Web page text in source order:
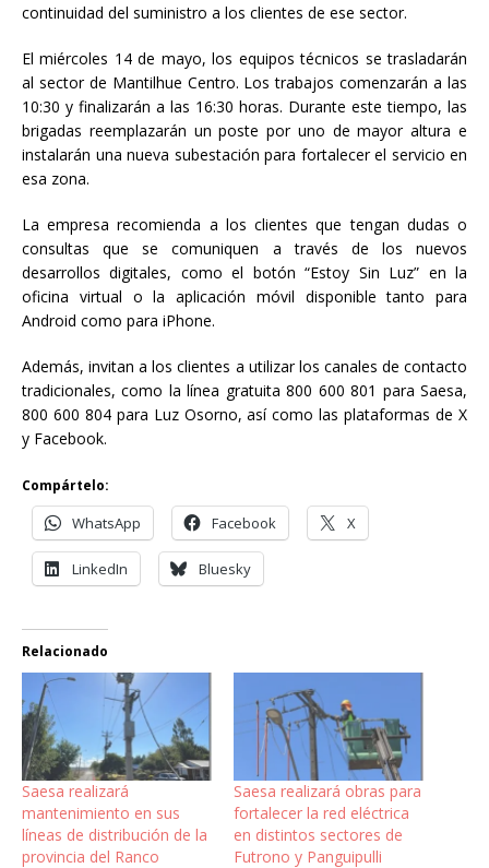
continuidad del suministro a los clientes de ese sector.
El miércoles 14 de mayo, los equipos técnicos se trasladarán
al sector de Mantilhue Centro. Los trabajos comenzarán a las
10:30 y finalizarán a las 16:30 horas. Durante este tiempo, las
brigadas reemplazarán un poste por uno de mayor altura e
instalarán una nueva subestación para fortalecer el servicio en
esa zona.
La empresa recomienda a los clientes que tengan dudas o
consultas que se comuniquen a través de los nuevos
desarrollos digitales, como el botón “Estoy Sin Luz” en la
oficina virtual o la aplicación móvil disponible tanto para
Android como para iPhone.
Además, invitan a los clientes a utilizar los canales de contacto
tradicionales, como la línea gratuita 800 600 801 para Saesa,
800 600 804 para Luz Osorno, así como las plataformas de X
y Facebook.
Compártelo:
WhatsApp Facebook X
LinkedIn Bluesky
Relacionado
Saesa realizará
mantenimiento en sus
líneas de distribución de la
provincia del Ranco
Saesa realizará obras para
fortalecer la red eléctrica
en distintos sectores de
Futrono y Panguipulli